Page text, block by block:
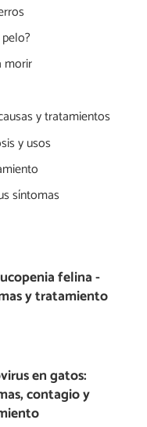
morir
y tratamientos
y usos
síntomas
felina -
y tratamiento
en gatos:
contagio y